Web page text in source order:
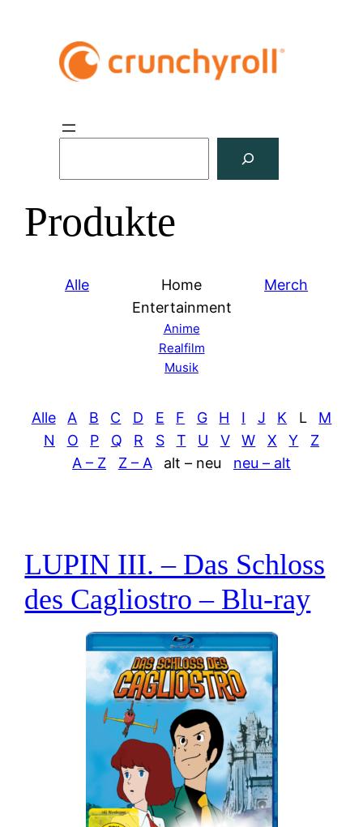
h
e
Produkte
Alle
Home
Entertainment
Anime
Realfilm
Musik
Merch
Alle A B C D E F G H I J K L
M
N
O P Q R S T U V W X Y
Z
A – Z
Z – A alt – neu neu – alt
LUPIN III. – Das Schloss
des Cagliostro – Blu-ray